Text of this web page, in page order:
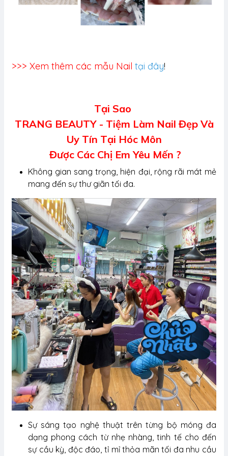
>>> Xem thêm các mẫu Nail tại đây!
Tại Sao
TRANG BEAUTY - Tiệm Làm Nail Đẹp Và
Uy Tín Tại Hóc Môn
Được Các Chị Em Yêu Mến ?
Không gian sang trọng, hiện đại, rộng rãi mát mẻ
mang đến sự thư giãn tối đa.
Sự sáng tạo nghệ thuật trên từng bộ móng đa
dạng phong cách từ nhẹ nhàng, tinh tế cho đến
sự cầu kỳ, độc đáo, tỉ mỉ thỏa mãn tối đa nhu cầu